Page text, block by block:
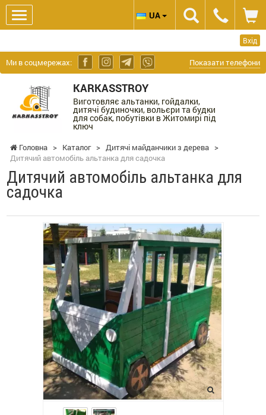
Вхід
Ми в соцмережах: Показати телефони
KARKASSTROY
Виготовляє альтанки, гойдалки,
дитячі будиночки, вольєри та будки
для собак, побутівки в Житомирі під
ключ
UA
Головна > Каталог > Дитячі майданчики з дерева >
Дитячий автомобіль альтанка для садочка
Дитячий автомобіль альтанка для
садочка